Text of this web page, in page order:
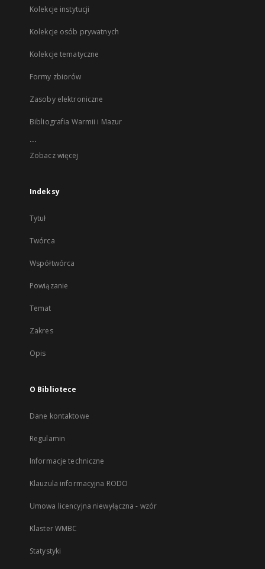
Kolekcje instytucji
Kolekcje osób prywatnych
Kolekcje tematyczne
Formy zbiorów
Zasoby elektroniczne
Bibliografia Warmii i Mazur
...
Zobacz więcej
Indeksy
Tytuł
Twórca
Współtwórca
Powiązanie
Temat
Zakres
Opis
O Bibliotece
Dane kontaktowe
Regulamin
Informacje techniczne
Klauzula informacyjna RODO
Umowa licencyjna niewyłączna - wzór
Klaster WMBC
Statystyki